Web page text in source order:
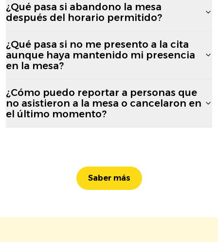
¿Qué pasa si abandono la mesa
después del horario permitido?
¿Qué pasa si no me presento a la cita
aunque haya mantenido mi presencia
en la mesa?
¿Cómo puedo reportar a personas que
no asistieron a la mesa o cancelaron en
el último momento?
Saber más